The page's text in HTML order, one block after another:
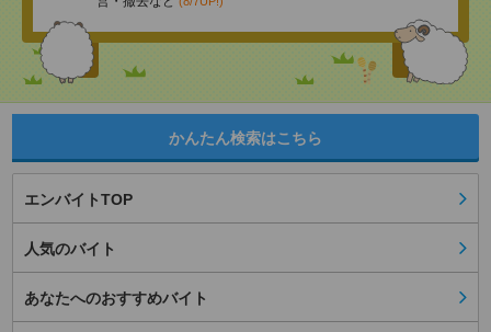
かんたん検索はこちら
エンバイトTOP
人気のバイト
あなたへのおすすめバイト